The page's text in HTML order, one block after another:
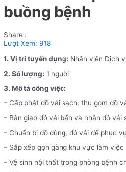
buồng bệnh
Share :
Lượt Xem: 918
1. Vị trí tuyển dụng: Nhân viên Dịch
2. Số lượng: 1 người
3. Mô tả công việc:
– Cấp phát đồ vải sạch, thu gom đồ
– Bàn giao đồ vải bẩn và nhận đồ vải
– Chuẩn bị đồ dùng, đồ vải để phục
– Sắp xếp gọn gàng khu vực làm việc
– Vệ sinh nội thất trong phòng bệnh